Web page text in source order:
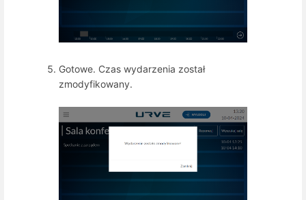
Gotowe. Czas wydarzenia został
zmodyfikowany.